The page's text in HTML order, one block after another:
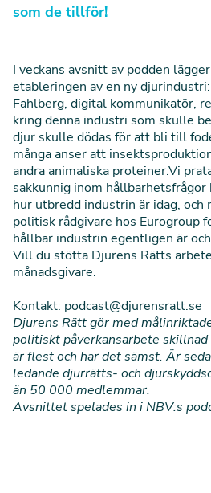
som de tillför!
I veckans avsnitt av podden
etableringen av en ny
Fahlberg, digital kommunikatör,
kring denna industri som skulle
djur skulle dödas för att bli till
många anser att
andra animaliska proteiner.Vi
sakkunnig inom
hur utbredd industrin är idag, och
politisk rådgivare hos Eurogroup
hållbar industrin egentligen är
Vill du stötta Djurens Rätts
månadsgivare.
Kontakt: podcast@djurensratt.se
Djurens Rätt gör med
politiskt påverkansarbete
är flest och har det sämst. Är
ledande djurrätts- och
än 50 000 medlemmar.
Avsnittet spelades in i NBV:s